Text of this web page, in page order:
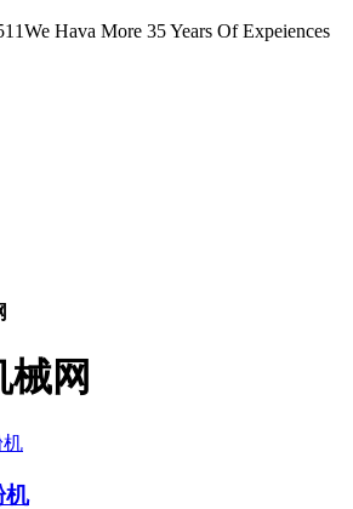
We Hava More 35 Years Of Expeiences
网
机